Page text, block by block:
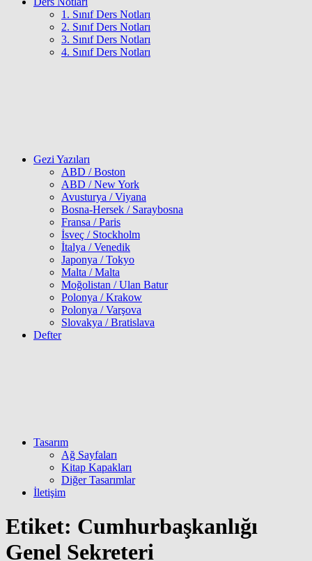
1. Sınıf Ders Notları
2. Sınıf Ders Notları
3. Sınıf Ders Notları
4. Sınıf Ders Notları
Gezi Yazıları
ABD / Boston
ABD / New York
Avusturya / Viyana
Bosna-Hersek / Saraybosna
Fransa / Paris
İsveç / Stockholm
İtalya / Venedik
Japonya / Tokyo
Malta / Malta
Moğolistan / Ulan Batur
Polonya / Krakow
Polonya / Varşova
Slovakya / Bratislava
Defter
Tasarım
Ağ Sayfaları
Kitap Kapakları
Diğer Tasarımlar
İletişim
Etiket: Cumhurbaşkanlığı
Genel Sekreteri